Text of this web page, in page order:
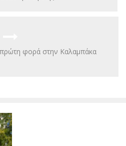
φορά στην Καλαμπάκα